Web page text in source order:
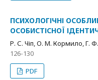
ПСИХОЛОГІЧНІ
ОСОБИСТІСНОЇ
Р. С. Чіп, О. М. Кормило, Г.
126-130
PDF